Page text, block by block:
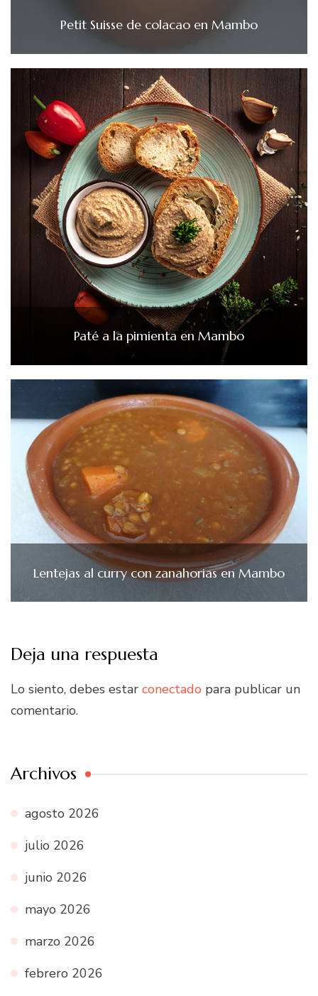
Petit Suisse de colacao en Mambo
Paté a la pimienta en Mambo
Lentejas al curry con zanahorias en Mambo
Deja una respuesta
Lo siento, debes estar conectado para publicar un
comentario.
Archivos
agosto 2026
julio 2026
junio 2026
mayo 2026
marzo 2026
febrero 2026